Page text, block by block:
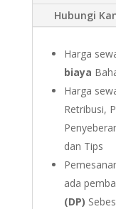
Hubungi
Harga
biaya
Harga
Retribusi,
dan Tips
ada
(DP)